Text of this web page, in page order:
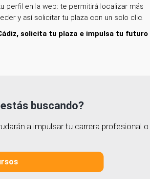
perfil en la web: te permitirá localizar más
y así solicitar tu plaza con un solo clic.
solicita tu plaza e impulsa tu futuro
buscando?
a impulsar tu carrera profesional